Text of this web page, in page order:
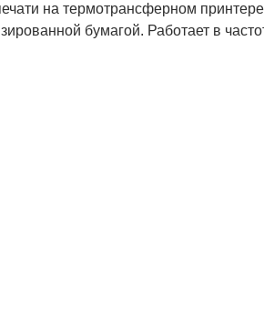
на термотрансферном
бумагой. Работает в